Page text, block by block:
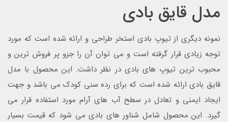
مدل قایق بادی
نمونه دیگری از تیوپ بادی استخر طراحی و ارائه شده است که مورد
توجه زیادی قرار گرفته است و می توان آن را جزو پر فروش ترین و
محبوب ترین تیوپ های بادی در نظر داشت. این محصول با مدل
قایق بادی ارائه شده است که برای رده سنی کودک می باشد و جهت
ایجاد ایمنی و تعادل در سطح آب های آرام مورد استفاده قرار می
گیرد. این محصول شامل شناور های بادی می شود که قیمت بسیار